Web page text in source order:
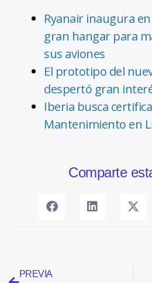
Ryanair inaugura
gran hangar para
sus aviones
El prototipo del
despertó gran
Iberia busca
Mantenimiento en
Comparte
PREVIA